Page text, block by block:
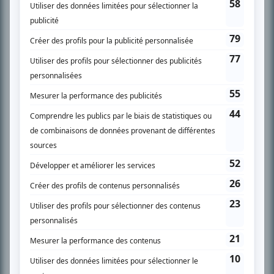
SUR LE RÉSEAU BIZZ MÉDIA
PLAN DU SITE
Accueil
Liste des oeuvres
Liste des comédiens
Recherche avancée
À propos
Nous contacter
Termes et conditions